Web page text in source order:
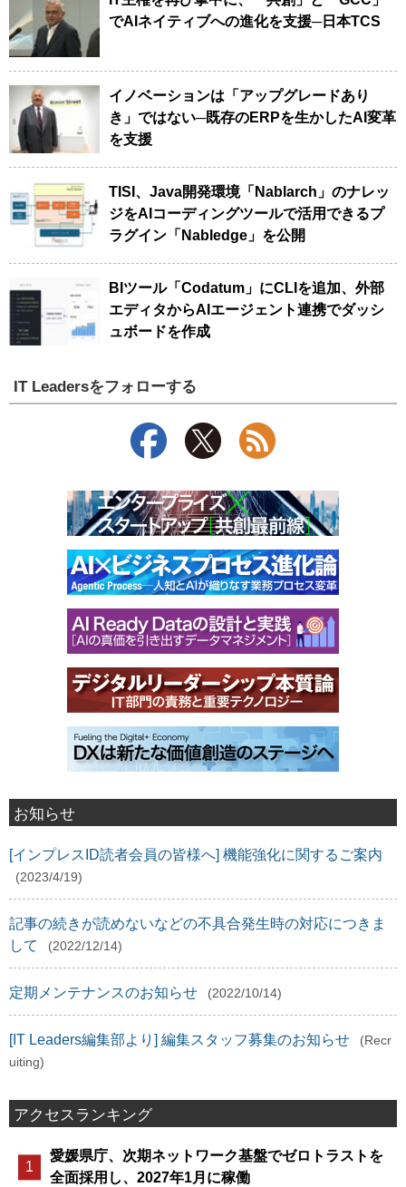
でAIネイティブへの進化を支援─日本TCS
イノベーションは「アップグレードあり
き」ではない─既存のERPを生かしたAI変革
を支援
TISI、Java開発環境「Nablarch」のナレッ
ジをAIコーディングツールで活用できるプ
ラグイン「Nabledge」を公開
BIツール「Codatum」にCLIを追加、外部
エディタからAIエージェント連携でダッシ
ュボードを作成
IT Leadersをフォローする
お知らせ
[インプレスID読者会員の皆様へ] 機能強化に関するご案内
(2023/4/19)
記事の続きが読めないなどの不具合発生時の対応につきま
して
(2022/12/14)
定期メンテナンスのお知らせ (2022/10/14)
[IT Leaders編集部より] 編集スタッフ募集のお知らせ
(Recr
uiting)
アクセスランキング
愛媛県庁、次期ネットワーク基盤でゼロトラストを
全面採用し、2027年1月に稼働